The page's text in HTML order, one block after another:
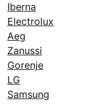
Iberna
Electrolux
Aeg
Zanussi
Gorenje
LG
Samsung